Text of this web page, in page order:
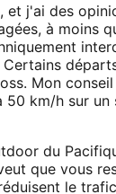
j'ai des
à moins
Mon
km/h sur
du
que vous
le